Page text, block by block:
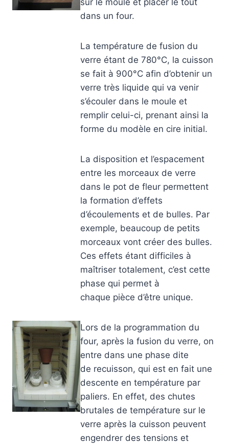
sur le moule et placer le tout
dans un four.
La température de fusion du
verre étant de 780°C, la cuisson
se fait à 900°C afin d’obtenir un
verre très liquide qui va venir
s’écouler dans le moule et
remplir celui-ci, prenant ainsi la
forme du modèle en cire initial.
La disposition et l’espacement
entre les morceaux de verre
dans le pot de fleur permettent
la formation d’effets
d’écoulements et de bulles. Par
exemple, beaucoup de petits
morceaux vont créer des bulles.
Ces effets étant difficiles à
maîtriser totalement, c’est cette
phase qui permet à
chaque pièce d’être unique.
Lors de la programmation du
four, après la fusion du verre, on
entre dans une phase dite
de recuisson, qui est en fait une
descente en température par
paliers. En effet, des chutes
brutales de température sur le
verre après la cuisson peuvent
engendrer des tensions et